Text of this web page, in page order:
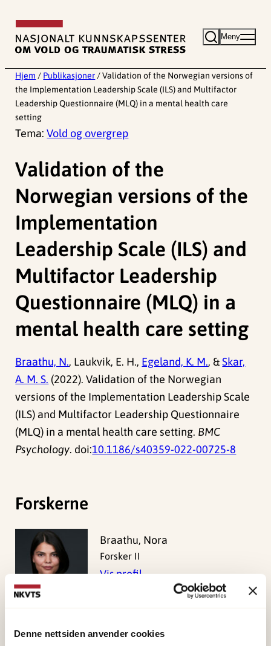
Denne nettsiden anvender cookies
innhold
Meny
Hjem / Publikasjoner / Validation of the Norwegian versions of
the Implementation Leadership Scale (ILS) and Multifactor
Leadership Questionnaire (MLQ) in a mental health care
setting
Tema:Vold og overgrep
Validation of the
Norwegian versions of the
Implementation
Leadership Scale (ILS) and
Multifactor Leadership
Questionnaire (MLQ) in a
mental health care setting
Braathu, N., Laukvik, E. H., Egeland, K. M., &Skar,
A. M. S. (2022). Validation of the Norwegian
versions of the Implementation Leadership Scale
(ILS) and Multifactor Leadership Questionnaire
(MLQ) in a mental health care setting. BMC
Psychology. doi:10.1186/s40359-022-00725-8
Forskerne
Braathu, Nora
Forsker II
Vis profil
Egeland, Karina